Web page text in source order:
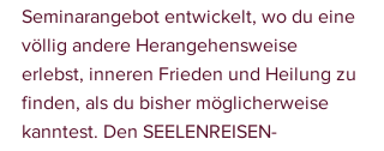
Seminarangebot entwickelt, wo du eine
völlig andere Herangehensweise
erlebst, inneren Frieden und Heilung zu
finden, als du bisher möglicherweise
kanntest. Den SEELENREISEN-